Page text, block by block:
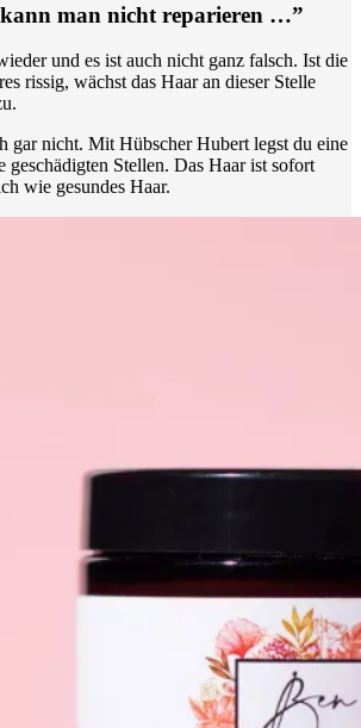
man nicht reparieren …”
und es ist auch nicht ganz falsch. Ist die
rissig, wächst das Haar an dieser Stelle
gar nicht. Mit Hübscher Hubert legst du eine
geschädigten Stellen. Das Haar ist sofort
wie gesundes Haar.